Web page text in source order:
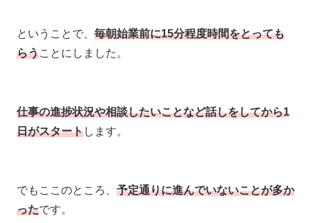
ということで、 毎朝始業前に15分程度時間をとっても
らうことにしました。
仕事の進捗状況や相談したいことなど話しをしてから1
日がスタートします。
でもここのところ、 予定通りに進んでいないことが多か
ったです。